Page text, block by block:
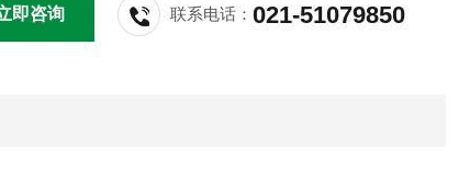
即咨询 联系电话：021-51079850